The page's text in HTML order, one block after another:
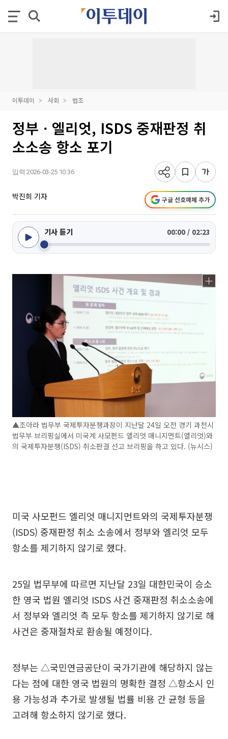
이투데이 사회 법조
정부ㆍ엘리엇, ISDS 중재판정 취
소소송 항소 포기
입력 2026-03-25 10:36
박진희 기자 구글 선호매체 추가
기사 듣기 00:00 / 02:23
▲조아라 법무부 국제투자분쟁과장이 지난달 24일 오전 경기 과천시
법무부 브리핑실에서 미국계 사모펀드 엘리엇 매니지먼트(엘리엇)와
의 국제투자분쟁(ISDS) 취소판결 선고 브리핑을 하고 있다. (뉴시스)
미국 사모펀드 엘리엇 매니지먼트와의 국제투자분쟁
(ISDS) 중재판정 취소 소송에서 정부와 엘리엇 모두
항소를 제기하지 않기로 했다.
25일 법무부에 따르면 지난달 23일 대한민국이 승소
한 영국 법원 엘리엇 ISDS 사건 중재판정 취소소송에
서 정부와 엘리엇 측 모두 항소를 제기하지 않기로 해
사건은 중재절차로 환송될 예정이다.
정부는 △국민연금공단이 국가기관에 해당하지 않는
다는 점에 대한 영국 법원의 명확한 결정 △항소시 인
용 가능성과 추가로 발생될 법률 비용 간 균형 등을
고려해 항소하지 않기로 했다.